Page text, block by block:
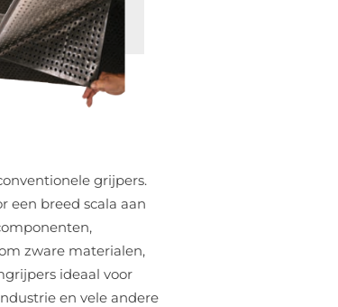
grijpers.
een breed scala aan
zware materialen,
ideaal voor
en vele andere